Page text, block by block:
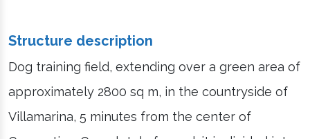
Structure description
Dog training field, extending over a green area of
approximately 2800 sq m, in the countryside of
Villamarina, 5 minutes from the center of